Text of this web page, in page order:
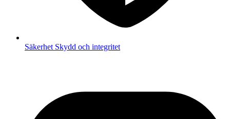
Säkerhet Skydd och integritet